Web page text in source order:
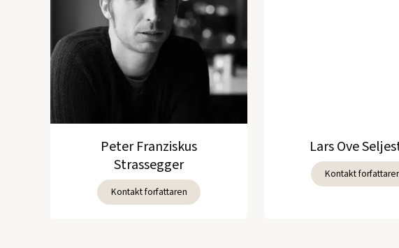
Peter Franziskus
Strassegger
Kontakt forfattaren
Lars Ove
Kontakt